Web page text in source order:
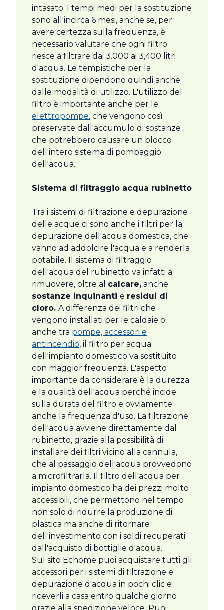
intasato. I tempi medi per la sostituzione
sono all'incirca 6 mesi, anche se, per
avere certezza sulla frequenza, è
necessario valutare che ogni filtro
riesce a filtrare dai 3.000 ai 3,400 litri
d'acqua. Le tempistiche per la
sostituzione dipendono quindi anche
dalle modalità di utilizzo. L'utilizzo del
filtro è importante anche per le
elettropompe, che vengono così
preservate dall'accumulo di sostanze
che potrebbero causare un blocco
dell'intero sistema di pompaggio
dell'acqua.
Sistema di filtraggio acqua rubinetto
Tra i sistemi di filtrazione e depurazione
delle acque ci sono anche i filtri per la
depurazione dell'acqua domestica, che
vanno ad addolcire l'acqua e a renderla
potabile. Il sistema di filtraggio
dell'acqua del rubinetto va infatti a
rimuovere, oltre al calcare, anche
sostanze inquinanti e residui di
cloro. A differenza dei filtri che
vengono installati per le caldaie o
anche tra pompe, accessori e
antincendio, il filtro per acqua
dell'impianto domestico va sostituito
con maggior frequenza. L'aspetto
importante da considerare è la durezza
e la qualità dell'acqua perché incide
sulla durata del filtro e ovviamente
anche la frequenza d'uso. La filtrazione
dell'acqua avviene direttamente dal
rubinetto, grazie alla possibilità di
installare dei filtri vicino alla cannula,
che al passaggio dell'acqua provvedono
a microfiltrarla. Il filtro dell'acqua per
impianto domestico ha dei prezzi molto
accessibili, che permettono nel tempo
non solo di ridurre la produzione di
plastica ma anche di ritornare
dell'investimento con i soldi recuperati
dall'acquisto di bottiglie d'acqua.
Sul sito Echome puoi acquistare tutti gli
accessori per i sistemi di filtrazione e
depurazione d'acqua in pochi clic e
riceverli a casa entro qualche giorno